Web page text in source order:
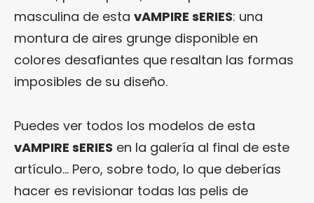
masculina de esta vAMPIRE sERIES: una
montura de aires grunge disponible en
colores desafiantes que resaltan las formas
imposibles de su diseño.
Puedes ver todos los modelos de esta
vAMPIRE sERIES en la galería al final de este
artículo… Pero, sobre todo, lo que deberías
hacer es revisionar todas las pelis de